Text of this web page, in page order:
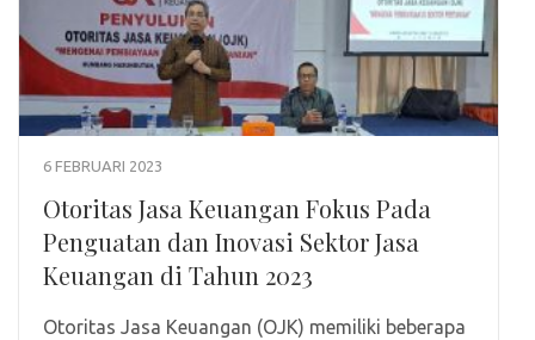
6 FEBRUARI 2023
Otoritas Jasa Keuangan Fokus Pada
Penguatan dan Inovasi Sektor Jasa
Keuangan di Tahun 2023
Otoritas Jasa Keuangan (OJK) memiliki beberapa